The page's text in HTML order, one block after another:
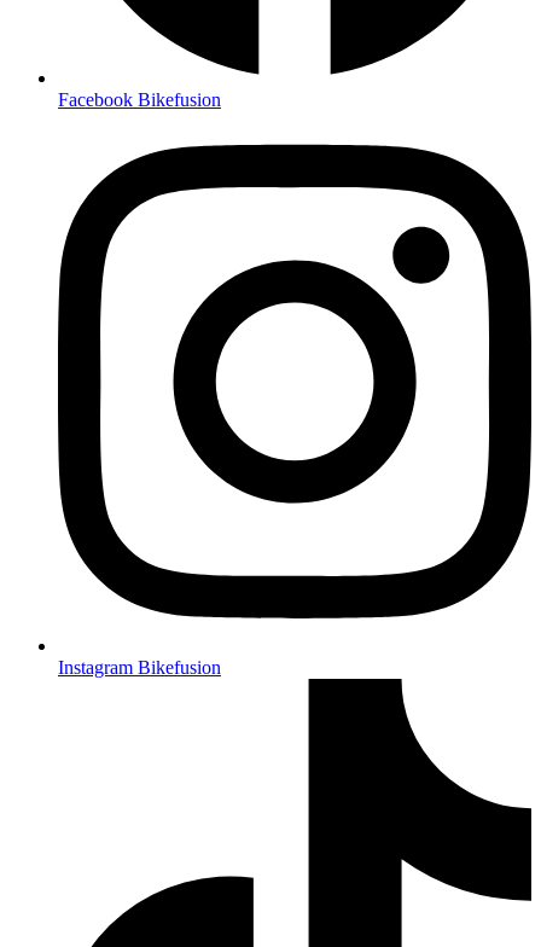
Facebook Bikefusion
Instagram Bikefusion